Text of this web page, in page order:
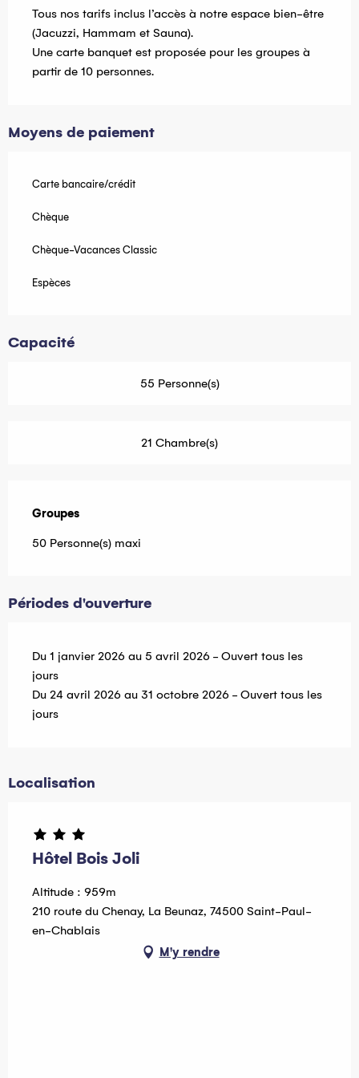
Tous nos tarifs inclus l’accès à notre espace bien-être
(Jacuzzi, Hammam et Sauna).
Une carte banquet est proposée pour les groupes à
partir de 10 personnes.
Moyens de paiement
Carte bancaire/crédit
Chèque
Chèque-Vacances Classic
Espèces
Capacité
55 Personne(s)
21 Chambre(s)
Groupes
Groupes
50 Personne(s) maxi
Périodes d'ouverture
Du 1 janvier 2026 au 5 avril 2026 - Ouvert tous les
jours
Du 24 avril 2026 au 31 octobre 2026 - Ouvert tous les
jours
Localisation
Hôtel Bois Joli
Altitude : 959m
210 route du Chenay, La Beunaz, 74500 Saint-Paul-
en-Chablais
M'y rendre